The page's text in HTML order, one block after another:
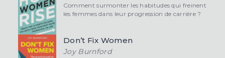
Comment surmonter les habitudes qui freinent
les femmes dans leur progression de carrière ?
Don’t Fix Women
Joy Burnford